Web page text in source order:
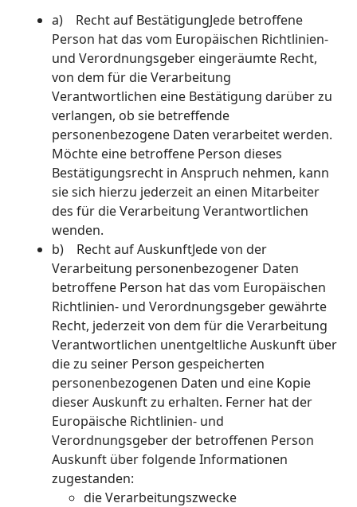
a) Recht auf BestätigungJede betroffene
Person hat das vom Europäischen Richtlinien-
und Verordnungsgeber eingeräumte Recht,
von dem für die Verarbeitung
Verantwortlichen eine Bestätigung darüber zu
verlangen, ob sie betreffende
personenbezogene Daten verarbeitet werden.
Möchte eine betroffene Person dieses
Bestätigungsrecht in Anspruch nehmen, kann
sie sich hierzu jederzeit an einen Mitarbeiter
des für die Verarbeitung Verantwortlichen
wenden.
b) Recht auf AuskunftJede von der
Verarbeitung personenbezogener Daten
betroffene Person hat das vom Europäischen
Richtlinien- und Verordnungsgeber gewährte
Recht, jederzeit von dem für die Verarbeitung
Verantwortlichen unentgeltliche Auskunft über
die zu seiner Person gespeicherten
personenbezogenen Daten und eine Kopie
dieser Auskunft zu erhalten. Ferner hat der
Europäische Richtlinien- und
Verordnungsgeber der betroffenen Person
Auskunft über folgende Informationen
zugestanden:
die Verarbeitungszwecke